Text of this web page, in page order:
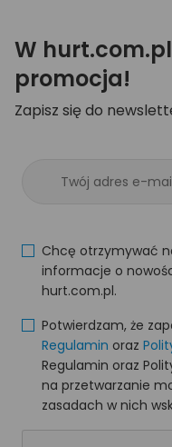
W
promocja!
Zapisz się do
Chcę otrzymywać
informacje o
hurt.com.pl.
Potwierdzam, że
Regulamin oraz
Regulamin oraz
na przetwarzanie
zasadach w nich